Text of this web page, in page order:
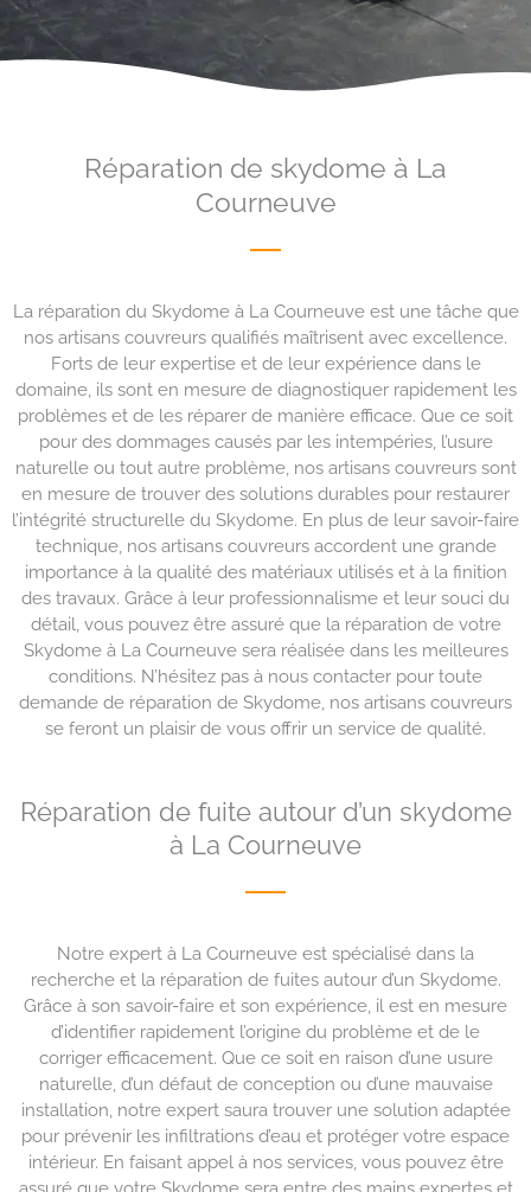
Réparation de skydome à La
Courneuve
La réparation du Skydome à La Courneuve est une tâche que
nos artisans couvreurs qualifiés maîtrisent avec excellence.
Forts de leur expertise et de leur expérience dans le
domaine, ils sont en mesure de diagnostiquer rapidement les
problèmes et de les réparer de manière efficace. Que ce soit
pour des dommages causés par les intempéries, l’usure
naturelle ou tout autre problème, nos artisans couvreurs sont
en mesure de trouver des solutions durables pour restaurer
l’intégrité structurelle du Skydome. En plus de leur savoir-faire
technique, nos artisans couvreurs accordent une grande
importance à la qualité des matériaux utilisés et à la finition
des travaux. Grâce à leur professionnalisme et leur souci du
détail, vous pouvez être assuré que la réparation de votre
Skydome à La Courneuve sera réalisée dans les meilleures
conditions. N’hésitez pas à nous contacter pour toute
demande de réparation de Skydome, nos artisans couvreurs
se feront un plaisir de vous offrir un service de qualité.
Réparation de fuite autour d’un skydome
à La Courneuve
Notre expert à La Courneuve est spécialisé dans la
recherche et la réparation de fuites autour d’un Skydome.
Grâce à son savoir-faire et son expérience, il est en mesure
d’identifier rapidement l’origine du problème et de le
corriger efficacement. Que ce soit en raison d’une usure
naturelle, d’un défaut de conception ou d’une mauvaise
installation, notre expert saura trouver une solution adaptée
pour prévenir les infiltrations d’eau et protéger votre espace
intérieur. En faisant appel à nos services, vous pouvez être